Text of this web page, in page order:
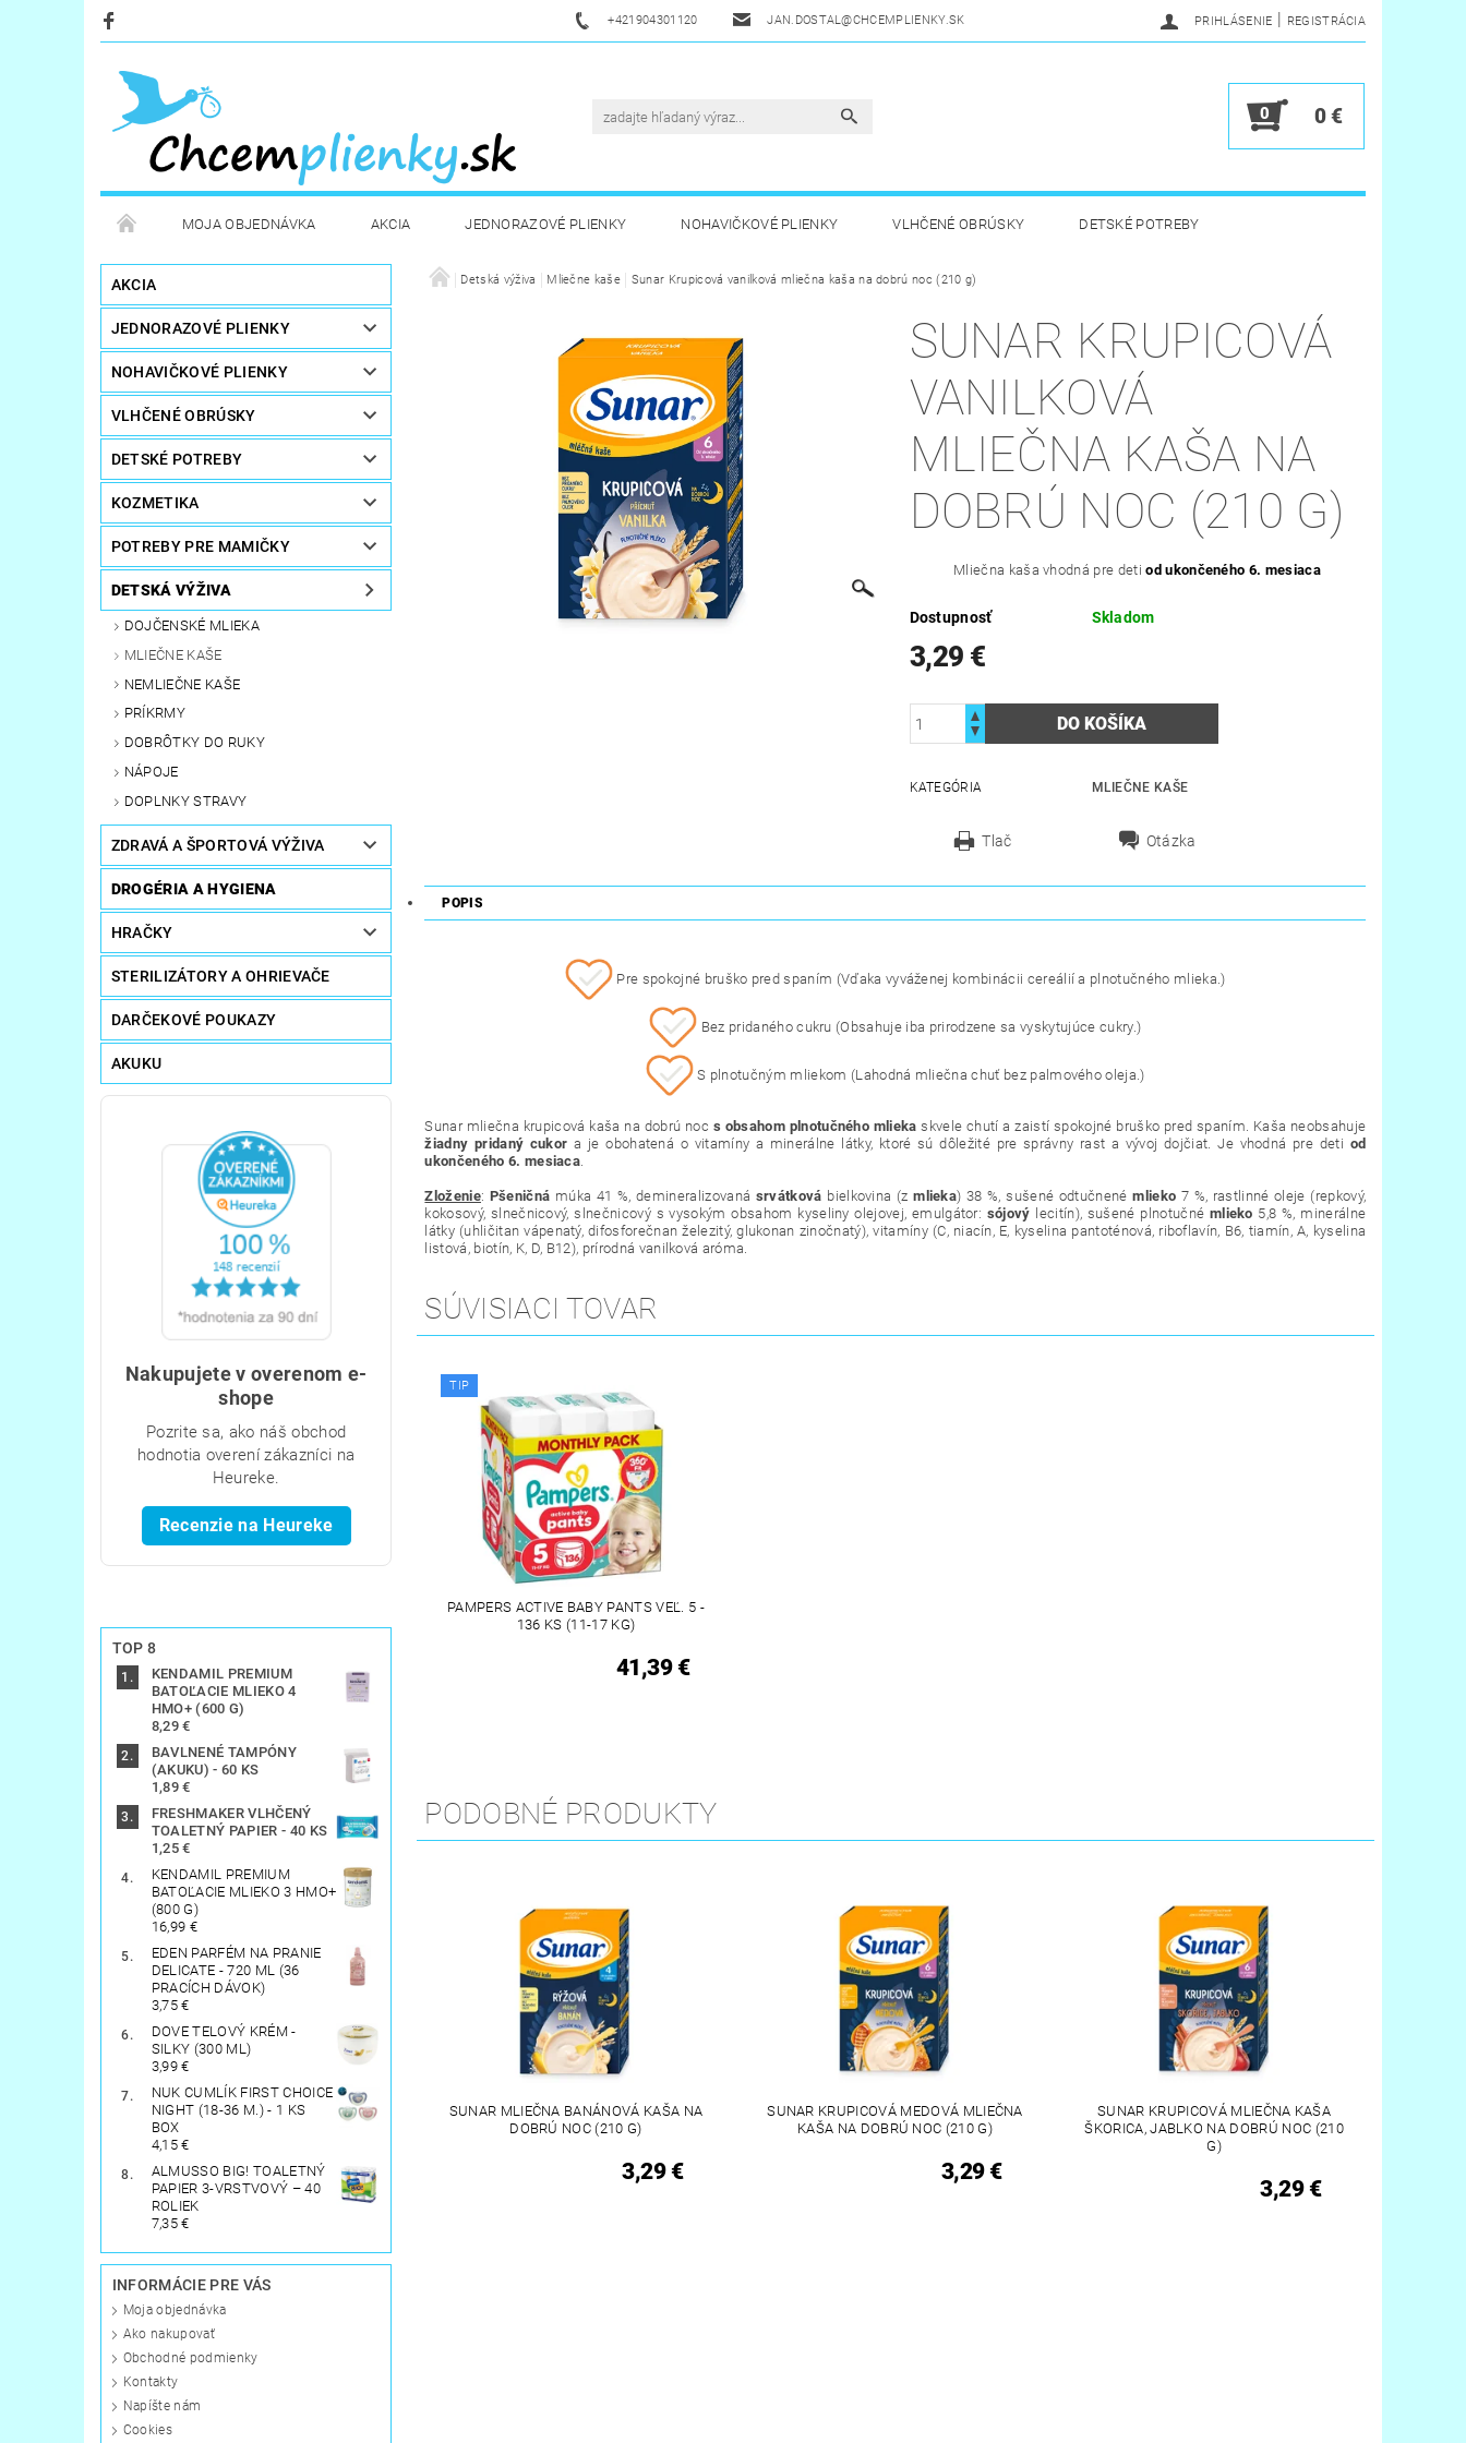
+421904301120 JAN.DOSTAL@CHCEMPLIENKY.SK PRIHLÁSENIE | REGISTRÁCIA
0 0 €
MOJA OBJEDNÁVKA AKCIA JEDNORAZOVÉ PLIENKY NOHAVIČKOVÉ PLIENKY VLHČENÉ OBRÚSKY DETSKÉ POTREBY
KOZMETIKA DETSKÁ VÝŽIVA ZDRAVÁ A ŠPORTOVÁ VÝŽIVA DROGÉRIA A HYGIENA
STERILIZÁTORY A OHRIEVAČE AKUKU OBCHODNÉ PODMIENKY KONTAKTY VERNOSTNÝ PROGRAM
AKCIA
JEDNORAZOVÉ PLIENKY
NOHAVIČKOVÉ PLIENKY
VLHČENÉ OBRÚSKY
DETSKÉ POTREBY
KOZMETIKA
POTREBY PRE MAMIČKY
DETSKÁ VÝŽIVA
DOJČENSKÉ MLIEKA
MLIEČNE KAŠE
NEMLIEČNE KAŠE
PRÍKRMY
DOBRÔTKY DO RUKY
NÁPOJE
DOPLNKY STRAVY
ZDRAVÁ A ŠPORTOVÁ VÝŽIVA
DROGÉRIA A HYGIENA
HRAČKY
STERILIZÁTORY A OHRIEVAČE
DARČEKOVÉ POUKAZY
AKUKU
Nakupujete v overenom e-
shope
Pozrite sa, ako náš obchod
hodnotia overení zákazníci na
Heureke.
Recenzie na Heureke
TOP 8
KENDAMIL PREMIUM
BATOĽACIE MLIEKO 4
HMO+ (600 G)
8,29 €
BAVLNENÉ TAMPÓNY
(AKUKU) - 60 KS
1,89 €
FRESHMAKER VLHČENÝ
TOALETNÝ PAPIER - 40 KS
1,25 €
KENDAMIL PREMIUM
BATOĽACIE MLIEKO 3 HMO+
(800 G)
16,99 €
EDEN PARFÉM NA PRANIE
DELICATE - 720 ML (36
PRACÍCH DÁVOK)
3,75 €
DOVE TELOVÝ KRÉM -
SILKY (300 ML)
3,99 €
NUK CUMLÍK FIRST CHOICE
NIGHT (18-36 M.) - 1 KS
BOX
4,15 €
ALMUSSO BIG! TOALETNÝ
PAPIER 3-VRSTVOVÝ – 40
ROLIEK
7,35 €
INFORMÁCIE PRE VÁS
Moja objednávka
Ako nakupovať
Obchodné podmienky
Kontakty
Napíšte nám
Cookies
Detská výživa Mliečne kaše Sunar Krupicová vanilková mliečna kaša na dobrú noc (210 g)
SUNAR KRUPICOVÁ
VANILKOVÁ
MLIEČNA KAŠA NA
DOBRÚ NOC (210 G)
Mliečna kaša vhodná pre detiod ukončeného 6. mesiaca
Dostupnosť Skladom
3,29 €
KATEGÓRIA MLIEČNE KAŠE
Tlač Otázka
POPIS
Pre spokojné bruško pred spaním (Vďaka vyváženej kombinácii cereálií a plnotučného mlieka.)
Bez pridaného cukru (Obsahuje iba prirodzene sa vyskytujúce cukry.)
S plnotučným mliekom (Lahodná mliečna chuť bez palmového oleja.)
Sunar mliečna krupicová kaša na dobrú noc s obsahom plnotučného mlieka skvele chutí a zaistí spokojné bruško pred spaním. Kaša neobsahuje
žiadny pridaný cukor a je obohatená o vitamíny a minerálne látky, ktoré sú dôležité pre správny rast a vývoj dojčiat. Je vhodná pre deti od
ukončeného 6. mesiaca.
Zloženie: Pšeničná múka 41 %, demineralizovaná srvátková bielkovina (zmlieka) 38 %, sušené odtučnenémlieko 7 %, rastlinné oleje (repkový,
kokosový, slnečnicový, slnečnicový s vysokým obsahom kyseliny olejovej, emulgátor: sójový lecitín), sušené plnotučné mlieko 5,8 %, minerálne
látky (uhličitan vápenatý, difosforečnan železitý, glukonan zinočnatý), vitamíny (C, niacín, E, kyselina pantoténová, riboflavín, B6, tiamín, A, kyselina
listová, biotín, K, D, B12), prírodná vanilková aróma.
SÚVISIACI TOVAR
TIP
PAMPERS ACTIVE BABY PANTS VEĽ. 5 -
136 KS (11-17 KG)
41,39 €
PODOBNÉ PRODUKTY
SUNAR MLIEČNA BANÁNOVÁ KAŠA NA
DOBRÚ NOC (210 G)
3,29 €
SUNAR KRUPICOVÁ MEDOVÁ MLIEČNA
KAŠA NA DOBRÚ NOC (210 G)
3,29 €
SUNAR KRUPICOVÁ MLIEČNA KAŠA
ŠKORICA, JABLKO NA DOBRÚ NOC (210
G)
3,29 €